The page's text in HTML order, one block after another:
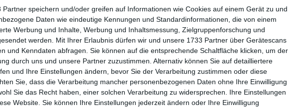
Partner speichern und/oder greifen auf Informationen wie Cookies auf einem Gerät zu und
Daten wie eindeutige Kennungen und Standardinformationen, die von einem
Werbung und Inhalte, Werbung und Inhaltsmessung, Zielgruppenforschung und
werden.
Mit Ihrer Erlaubnis dürfen wir und unsere 1733 Partner über Gerätescans
und Kenndaten abfragen. Sie können auf die entsprechende Schaltfläche klicken, um der
durch uns und unsere Partner zuzustimmen. Alternativ können Sie auf detailliertere
und Ihre Einstellungen ändern, bevor Sie der Verarbeitung zustimmen oder diese
Sie, dass die Verarbeitung mancher personenbezogenen Daten ohne Ihre Einwilligung
Sie das Recht haben, einer solchen Verarbeitung zu widersprechen. Ihre Einstellungen
Website. Sie können Ihre Einstellungen jederzeit ändern oder Ihre Einwilligung
FC Schwadorf 5
SG Meilenhofen/Aiglsbach 1
Junior Schmetterlinge
21. Juli